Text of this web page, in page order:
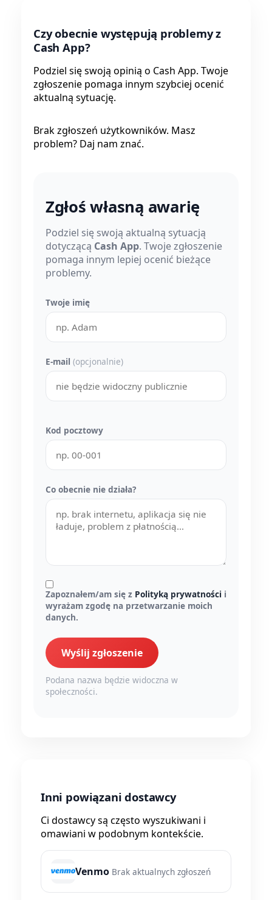
Czy obecnie występują problemy z
Cash App?
Podziel się swoją opinią o Cash App. Twoje
zgłoszenie pomaga innym szybciej ocenić
aktualną sytuację.
Brak zgłoszeń użytkowników. Masz
problem? Daj nam znać.
Zgłoś własną awarię
Podziel się swoją aktualną sytuacją
dotyczącą Cash App. Twoje zgłoszenie
pomaga innym lepiej ocenić bieżące
problemy.
Twoje imię
E-mail (opcjonalnie)
Kod pocztowy
Co obecnie nie działa?
Zapoznałem/am się z Polityką prywatności i
wyrażam zgodę na przetwarzanie moich
danych.
Wyślij zgłoszenie
Podana nazwa będzie widoczna w
społeczności.
Inni powiązani dostawcy
Ci dostawcy są często wyszukiwani i
omawiani w podobnym kontekście.
Venmo Brak aktualnych zgłoszeń